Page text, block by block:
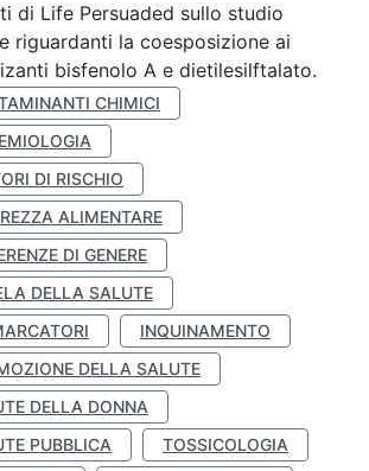
di Life Persuaded sullo studio
riguardanti la coesposizione ai
bisfenolo A e dietilesilftalato.
CHIMICI
DI RISCHIO
ALIMENTARE
DI GENERE
DELLA SALUTE
INQUINAMENTO
DELLA SALUTE
DELLA DONNA
PUBBLICA
TOSSICOLOGIA